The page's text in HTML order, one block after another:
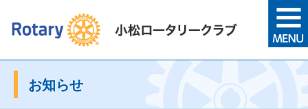
お知らせ